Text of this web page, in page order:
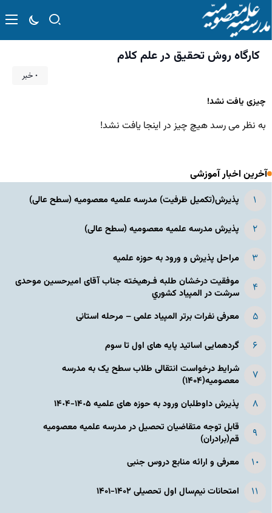
کارگاه روش تحقیق در علم کلام
۰ خبر
چیزی یافت نشد!
به نظر می رسد هیچ چیز در اینجا یافت نشد!
آخرین اخبار آموزشی
پذیرش(تکمیل ظرفیت) مدرسه علمیه معصومیه‌ (سطح عالی)
پذیرش مدرسه علمیه معصومیه‌ (سطح عالی)
مراحل پذیرش و ورود به حوزه علمیه
موفقیت درخشان طلبه فـرهیخته جناب آقای امیرحسین موحدی
سرشت در المپياد كشوري
معرفی نفرات برتر المپیاد علمی – مرحله استانی
گردهمایی اساتید پایه های اول تا سوم
شرایط درخواست انتقالی طلاب سطح یک به مدرسه
معصومیه(۱۴۰۴)
پذیرش داوطلبان ورود به حوزه های علمیه ١۴٠۵-١۴٠۴
قابل توجه متقاضیان تحصیل در مدرسه علمیه معصومیه
قم(برادران)
معرفی و ارائه منابع دروس جنبی
امتحانات نیم‌سال اول تحصیلی ۱۴۰۲-۱۴۰۱